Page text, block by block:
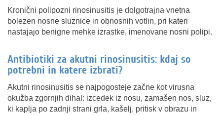
Kronični polipozni rinosinusitis je dolgotrajna vnetna
bolezen nosne sluznice in obnosnih votlin, pri kateri
nastajajo benigne mehke izrastke, imenovane nosni polipi.
Antibiotiki za akutni rinosinusitis: kdaj so
potrebni in katere izbrati?
Akutni rinosinusitis se najpogosteje začne kot virusna
okužba zgornjih dihal: izcedek iz nosu, zamašen nos, sluz,
ki kaplja po zadnji strani grla, kašelj, pritisk v obrazu in